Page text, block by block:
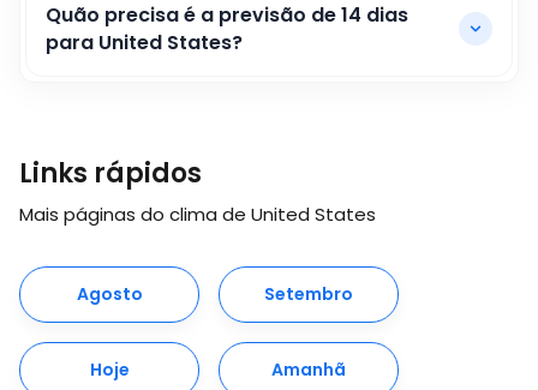
Quão precisa é a previsão de 14 dias
para United States?
Links rápidos
Mais páginas do clima de United States
Agosto Setembro
Hoje Amanhã